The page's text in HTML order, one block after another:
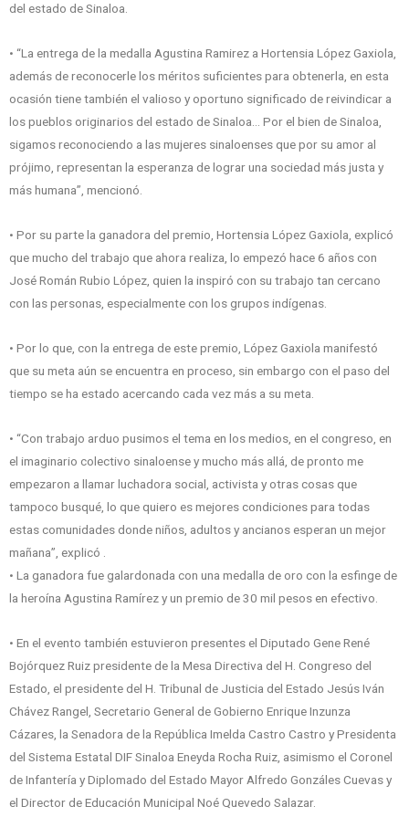
del estado de Sinaloa.
• “La entrega de la medalla Agustina Ramirez a Hortensia López Gaxiola,
además de reconocerle los méritos suficientes para obtenerla, en esta
ocasión tiene también el valioso y oportuno significado de reivindicar a
los pueblos originarios del estado de Sinaloa… Por el bien de Sinaloa,
sigamos reconociendo a las mujeres sinaloenses que por su amor al
prójimo, representan la esperanza de lograr una sociedad más justa y
más humana”, mencionó.
• Por su parte la ganadora del premio, Hortensia López Gaxiola, explicó
que mucho del trabajo que ahora realiza, lo empezó hace 6 años con
José Román Rubio López, quien la inspiró con su trabajo tan cercano
con las personas, especialmente con los grupos indígenas.
• Por lo que, con la entrega de este premio, López Gaxiola manifestó
que su meta aún se encuentra en proceso, sin embargo con el paso del
tiempo se ha estado acercando cada vez más a su meta.
• “Con trabajo arduo pusimos el tema en los medios, en el congreso, en
el imaginario colectivo sinaloense y mucho más allá, de pronto me
empezaron a llamar luchadora social, activista y otras cosas que
tampoco busqué, lo que quiero es mejores condiciones para todas
estas comunidades donde niños, adultos y ancianos esperan un mejor
mañana”, explicó .
• La ganadora fue galardonada con una medalla de oro con la esfinge de
la heroína Agustina Ramírez y un premio de 30 mil pesos en efectivo.
• En el evento también estuvieron presentes el Diputado Gene René
Bojórquez Ruiz presidente de la Mesa Directiva del H. Congreso del
Estado, el presidente del H. Tribunal de Justicia del Estado Jesús Iván
Chávez Rangel, Secretario General de Gobierno Enrique Inzunza
Cázares, la Senadora de la República Imelda Castro Castro y Presidenta
del Sistema Estatal DIF Sinaloa Eneyda Rocha Ruiz, asimismo el Coronel
de Infantería y Diplomado del Estado Mayor Alfredo Gonzáles Cuevas y
el Director de Educación Municipal Noé Quevedo Salazar.